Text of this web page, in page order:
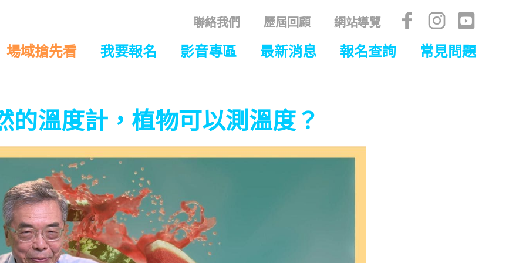
聯絡我們 歷屆回顧 網站導覽
場域搶先看 我要報名 影音專區 最新消息 報名查詢 常見問題
的溫度計，植物可以測溫度？